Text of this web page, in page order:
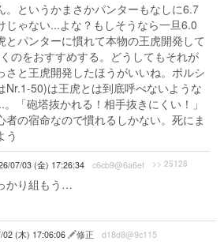
。というかまさかパンターもなしに6.7
じゃない...よな？もしそうなら一旦6.0
とパンターに慣れて本物の王虎開発して
のをおすすめする。どうしてもそれが
さと王虎開発したほうがいいね。ポルシ
Nr.1-50)は王虎とは到底呼べないような
「砲塔抜かれる！相手抜きにくい！」
者の宿命なので慣れるしかない。死にま
う
07/03 (金) 17:26:34 c6cb9@6a6ef >> 25128
かり組もう…
02 (木) 17:06:06 修正 d18d8@9c115